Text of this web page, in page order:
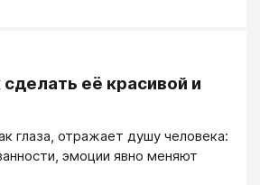
мы можем развивать эту
её красивой и
глаза, отражает душу человека:
эмоции явно меняют